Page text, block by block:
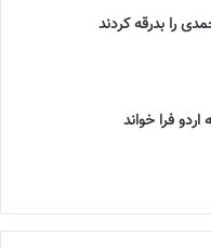
را بدرقه کردند